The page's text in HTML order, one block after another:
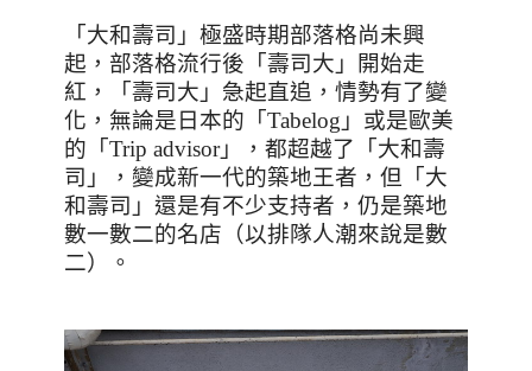
「大和壽司」極盛時期部落格尚未興
起，部落格流行後「壽司大」開始走
紅，「壽司大」急起直追，情勢有了變
化，無論是日本的「 Tabelog 」或是歐美
的「 Trip advisor」，都超越了「大和壽
司」，變成新一代的築地王者，但「大
和壽司」還是有不少支持者，仍是築地
數一數二的名店（以排隊人潮來說是數
二）。